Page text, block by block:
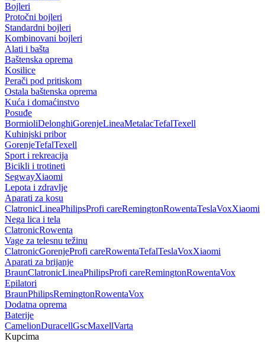
Bojleri
Protočni bojleri
Standardni bojleri
Kombinovani bojleri
Alati i bašta
Baštenska oprema
Kosilice
Perači pod pritiskom
Ostala baštenska oprema
Kuća i domaćinstvo
Posuđe
BormioliDelonghiGorenjeLineaMetalacTefalTexell
Kuhinjski pribor
GorenjeTefalTexell
Sport i rekreacija
Bicikli i trotineti
SegwayXiaomi
Lepota i zdravlje
Aparati za kosu
ClatronicLineaPhilipsProfi careRemingtonRowentaTeslaVoxXiaomi
Nega lica i tela
ClatronicRowenta
Vage za telesnu težinu
ClatronicGorenjeProfi careRowentaTefalTeslaVoxXiaomi
Aparati za brijanje
BraunClatronicLineaPhilipsProfi careRemingtonRowentaVox
Epilatori
BraunPhilipsRemingtonRowentaVox
Dodatna oprema
Baterije
CamelionDuracellGscMaxellVarta
Kupcima